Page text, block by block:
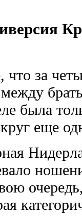
что за
была
еще